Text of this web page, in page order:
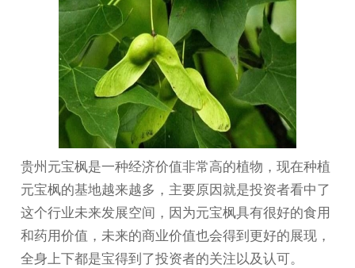
贵州元宝枫是一种经济价值非常高的植物，现在种植
元宝枫的基地越来越多，主要原因就是投资者看中了
这个行业未来发展空间，因为元宝枫具有很好的食用
和药用价值，未来的商业价值也会得到更好的展现，
全身上下都是宝得到了投资者的关注以及认可。